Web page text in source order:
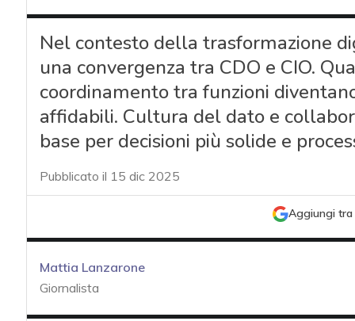
Nel contesto della trasformazione
una convergenza tra CDO e CIO.
coordinamento tra funzioni
affidabili. Cultura del dato e
base per decisioni più solide e
Pubblicato il 15 dic 2025
Aggiungi tra
Mattia Lanzarone
Giornalista